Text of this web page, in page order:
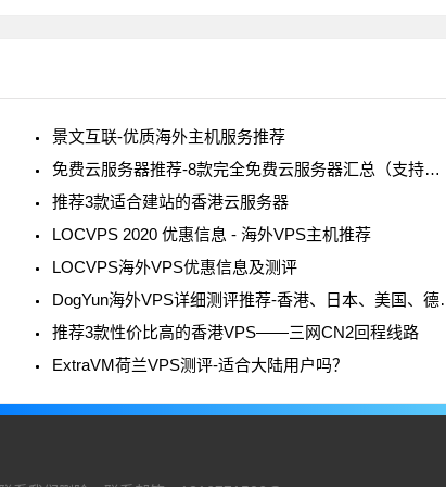
景文互联-优质海外主机服务推荐
免费云服务器推荐-8款完全免费云服务器汇总（支持海内外节点）
推荐3款适合建站的香港云服务器
LOCVPS 2020 优惠信息 - 海外VPS主机推荐
LOCVPS海外VPS优惠信息及测评
DogYun海外
推荐3款性价比高的香港VPS——三网CN2回程线路
ExtraVM荷兰VPS测评-适合大陆用户吗？